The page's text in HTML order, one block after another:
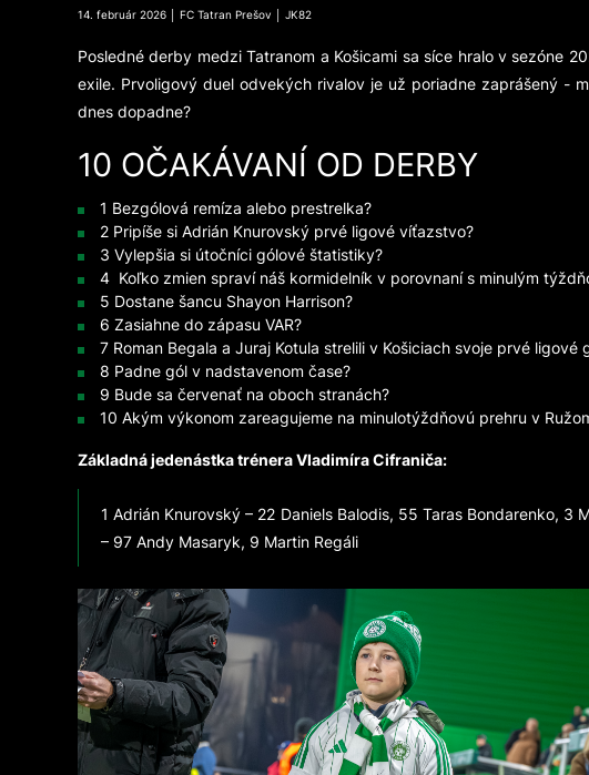
14. február 2026 │ FC Tatran Prešov │ JK82
Posledné derby medzi Tatranom a Košicami sa síce hralo v sezóne
exile. Prvoligový duel odvekých rivalov je už poriadne zaprášený -
dnes dopadne?
10 OČAKÁVANÍ OD DERBY
1 Bezgólová remíza alebo prestrelka?
2 Pripíše si Adrián Knurovský prvé ligové víťazstvo?
3 Vylepšia si útočníci gólové štatistiky?
4 Koľko zmien spraví náš kormidelník v porovnaní s minulým
5 Dostane šancu Shayon Harrison?
6 Zasiahne do zápasu VAR?
7 Roman Begala a Juraj Kotula strelili v Košiciach svoje prvé
8 Padne gól v nadstavenom čase?
9 Bude sa červenať na oboch stranách?
10 Akým výkonom zareagujeme na minulotýždňovú prehru v
Základná jedenástka trénera Vladimíra Cifraniča:
1 Adrián Knurovský – 22 Daniels Balodis, 55 Taras Bondarenko,
– 97 Andy Masaryk, 9 Martin Regáli